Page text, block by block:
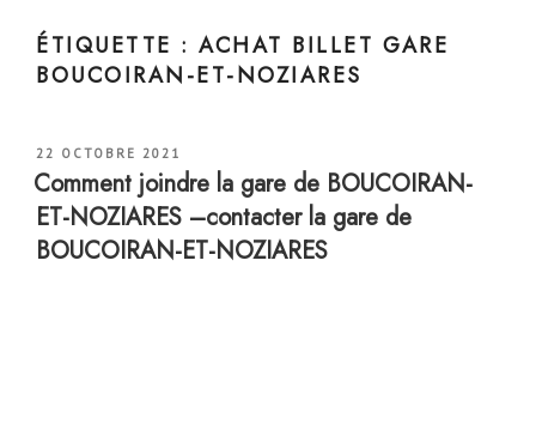
ÉTIQUETTE :ACHAT BILLET GARE
BOUCOIRAN-ET-NOZIARES
PUBLIÉ
LE
22 OCTOBRE 2021
Comment joindre la gare de BOUCOIRAN-
ET-NOZIARES –contacter la gare de
BOUCOIRAN-ET-NOZIARES